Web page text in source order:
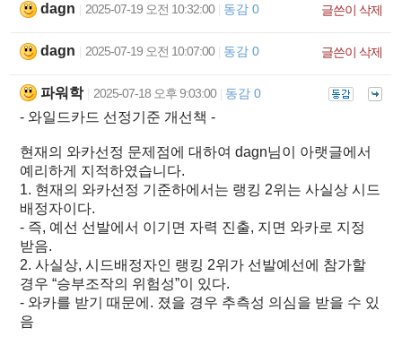
dagn 2025-07-19 오전 10:32:00 동감 0 글쓴이 삭제
dagn 2025-07-19 오전 10:07:00 동감 0 글쓴이 삭제
파워학 2025-07-18 오후 9:03:00 동감 0
- 와일드카드 선정기준 개선책 -
현재의 와카선정 문제점에 대하여 dagn님이 아랫글에서
예리하게 지적하였습니다.
1. 현재의 와카선정 기준하에서는 랭킹 2위는 사실상 시드
배정자이다.
- 즉, 예선 선발에서 이기면 자력 진출, 지면 와카로 지정
받음.
2. 사실상, 시드배정자인 랭킹 2위가 선발예선에 참가할
경우 “승부조작의 위험성”이 있다.
- 와카를 받기 때문에. 졌을 경우 추측성 의심을 받을 수 있
음